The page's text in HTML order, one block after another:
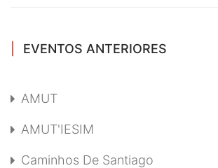
EVENTOS ANTERIORES
AMUT
AMUT'IESIM
Caminhos De Santiago